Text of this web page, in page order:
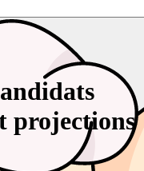
projections